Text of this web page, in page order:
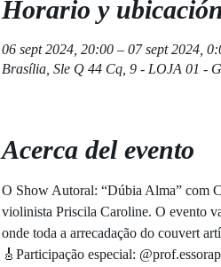
Horario y
06 sept 2024, 20:00 – 07 sept 2024,
Brasília, Sle Q 44 Cq, 9 - LOJA 01 -
Acerca del evento
O Show Autoral: “Dúbia Alma” com
violinista Priscila Caroline. O evento
onde toda a arrecadação do couvert
🎸Participação especial: